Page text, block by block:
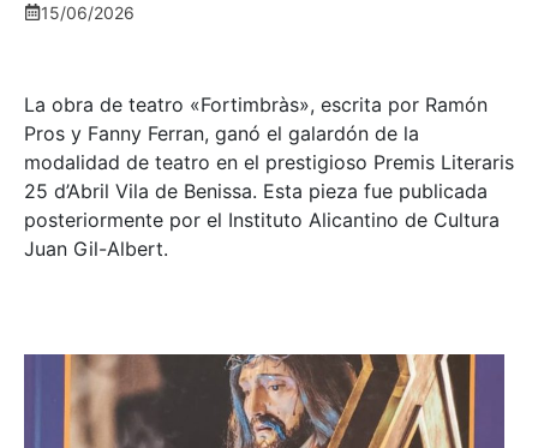
15/06/2026
La obra de teatro «Fortimbràs», escrita por Ramón
Pros y Fanny Ferran, ganó el galardón de la
modalidad de teatro en el prestigioso Premis Literaris
25 d’Abril Vila de Benissa. Esta pieza fue publicada
posteriormente por el Instituto Alicantino de Cultura
Juan Gil-Albert.